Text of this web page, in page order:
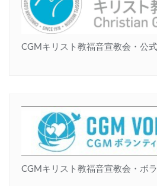
CGMキリスト教福音宣教会・公
CGMキリスト教福音宣教会・ボ